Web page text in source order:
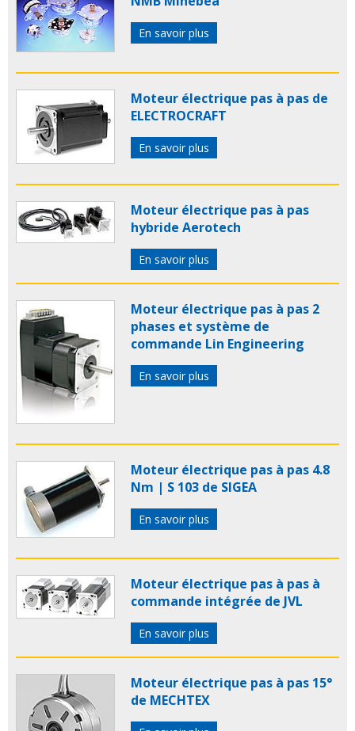
En savoir plus
Moteur électrique pas à pas de
ELECTROCRAFT
En savoir plus
Moteur électrique pas à pas
hybride Aerotech
En savoir plus
Moteur électrique pas à pas 2
phases et système de
commande Lin Engineering
En savoir plus
Moteur électrique pas à pas 4.8
Nm | S 103 de SIGEA
En savoir plus
Moteur électrique pas à pas à
commande intégrée de JVL
En savoir plus
Moteur électrique pas à pas 15°
de MECHTEX